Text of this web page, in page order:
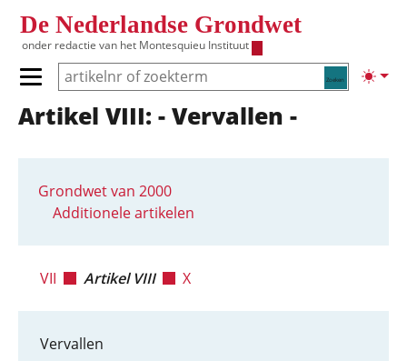
De Nederlandse Grondwet
onder redactie van het Montesquieu Instituut
Zoeken
Primair menu tonen/verbergen
Hoofdnavigatie
Artikel VIII: - Vervallen -
Grondwet van 2000
Additionele artikelen
VII Artikel VIII X
Vervallen